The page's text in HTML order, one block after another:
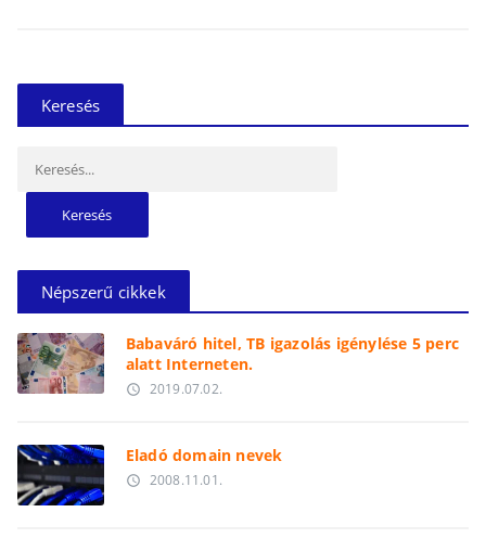
Keresés
Népszerű cikkek
Babaváró hitel, TB igazolás igénylése 5 perc
alatt Interneten.
access_time 2019.07.02.
Eladó domain nevek
access_time 2008.11.01.